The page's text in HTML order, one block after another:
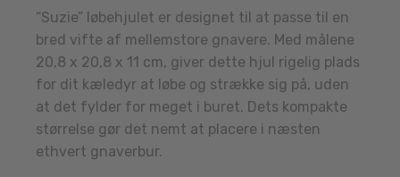
“Suzie” løbehjulet er designet til at passe til en
bred vifte af mellemstore gnavere. Med målene
20,8 x 20,8 x 11 cm, giver dette hjul rigelig plads
for dit kæledyr at løbe og strække sig på, uden
at det fylder for meget i buret. Dets kompakte
størrelse gør det nemt at placere i næsten
ethvert gnaverbur.